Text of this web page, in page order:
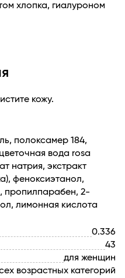
хлопка, гиалуроном
кожу.
полоксамер 184,
вода rosa
натрия, экстракт
феноксиэтанол,
пропилпарабен, 2-
лимонная кислота
0.336
43
для женщин
возрастных категорий